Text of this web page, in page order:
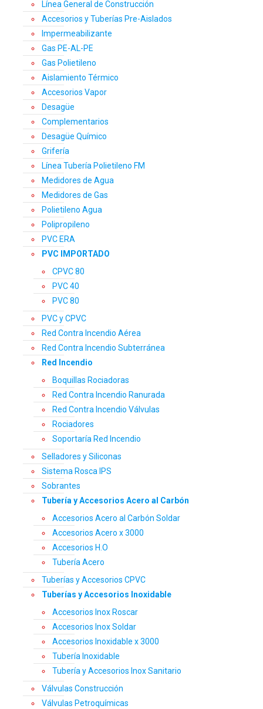
Línea General de Construcción
Accesorios y Tuberías Pre-Aislados
Impermeabilizante
Gas PE-AL-PE
Gas Polietileno
Aislamiento Térmico
Accesorios Vapor
Desagüe
Complementarios
Desagüe Químico
Grifería
Línea Tubería Polietileno FM
Medidores de Agua
Medidores de Gas
Polietileno Agua
Polipropileno
PVC ERA
PVC IMPORTADO
CPVC 80
PVC 40
PVC 80
PVC y CPVC
Red Contra Incendio Aérea
Red Contra Incendio Subterránea
Red Incendio
Boquillas Rociadoras
Red Contra Incendio Ranurada
Red Contra Incendio Válvulas
Rociadores
Soportaría Red Incendio
Selladores y Siliconas
Sistema Rosca IPS
Sobrantes
Tubería y Accesorios Acero al Carbón
Accesorios Acero al Carbón Soldar
Accesorios Acero x 3000
Accesorios H.O
Tubería Acero
Tuberías y Accesorios CPVC
Tuberías y Accesorios Inoxidable
Accesorios Inox Roscar
Accesorios Inox Soldar
Accesorios Inoxidable x 3000
Tubería Inoxidable
Tubería y Accesorios Inox Sanitario
Válvulas Construcción
Válvulas Petroquímicas